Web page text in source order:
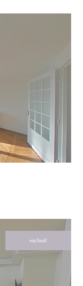
exclusif